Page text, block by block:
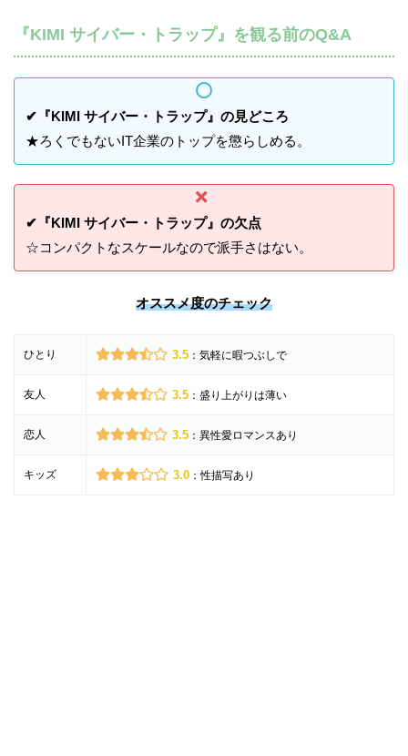
『KIMI サイバー・トラップ』を観る前のQ&A
✔『KIMI サイバー・トラップ』の見どころ
★ろくでもないIT企業のトップを懲らしめる。
✔『KIMI サイバー・トラップ』の欠点
☆コンパクトなスケールなので派手さはない。
オススメ度のチェック
ひとり 3.5：気軽に暇つぶしで
友人 3.5：盛り上がりは薄い
恋人 3.5：異性愛ロマンスあり
キッズ 3.0：性描写あり